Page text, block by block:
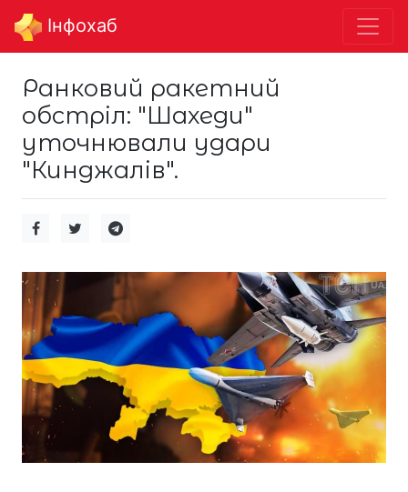
Інфохаб
Ранковий ракетний
обстріл: "Шахеди"
уточнювали удари
"Кинджалів".